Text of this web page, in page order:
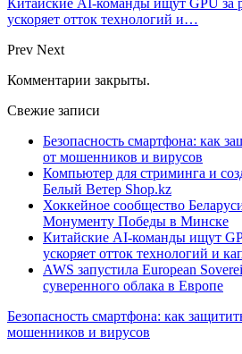
Китайские AI-команды ищут GPU за
ускоряет отток технологий и…
Prev Next
Комментарии закрыты.
Свежие записи
Безопасность смартфона: как
от мошенников и вирусов
Компьютер для стриминга и
Белый Ветер Shop.kz
Хоккейное сообщество
Монументу Победы в Минске
Китайские AI-команды ищут
ускоряет отток технологий и
AWS запустила European
суверенного облака в Европе
Безопасность смартфона: как
мошенников и вирусов